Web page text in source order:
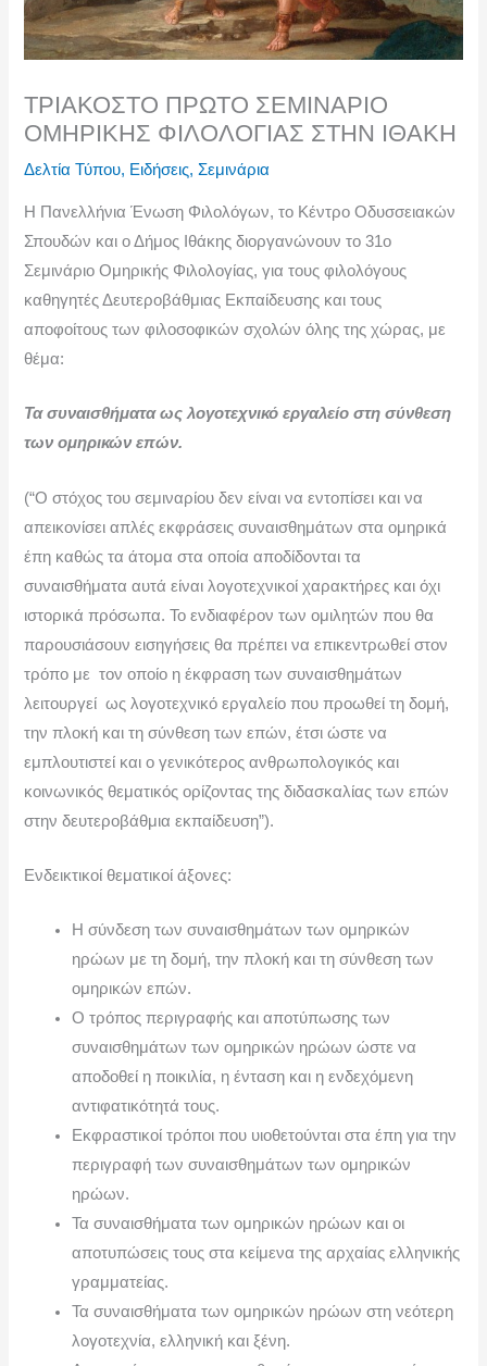
ΤΡΙΑΚΟΣΤΟ ΠΡΩΤΟ ΣΕΜΙΝΑΡΙΟ
ΟΜΗΡΙΚΗΣ ΦΙΛΟΛΟΓΙΑΣ ΣΤΗΝ ΙΘΑΚΗ
Δελτία Τύπου, Ειδήσεις,Σεμινάρια
Η Πανελλήνια Ένωση Φιλολόγων, το Κέντρο Οδυσσειακών
Σπουδών και ο Δήμος Ιθάκης διοργανώνουν το 31ο
Σεμινάριο Ομηρικής Φιλολογίας, για τους φιλολόγους
καθηγητές Δευτεροβάθμιας Εκπαίδευσης και τους
αποφοίτους των φιλοσοφικών σχολών όλης της χώρας, με
θέμα:
Τα συναισθήματα ως λογοτεχνικό εργαλείο στη σύνθεση
των ομηρικών επών.
(“Ο στόχος του σεμιναρίου δεν είναι να εντοπίσει και να
απεικονίσει απλές εκφράσεις συναισθημάτων στα ομηρικά
έπη καθώς τα άτομα στα οποία αποδίδονται τα
συναισθήματα αυτά είναι λογοτεχνικοί χαρακτήρες και όχι
ιστορικά πρόσωπα. Το ενδιαφέρον των ομιλητών που θα
παρουσιάσουν εισηγήσεις θα πρέπει να επικεντρωθεί στον
τρόπο με τον οποίο η έκφραση των συναισθημάτων
λειτουργεί ως λογοτεχνικό εργαλείο που προωθεί τη δομή,
την πλοκή και τη σύνθεση των επών, έτσι ώστε να
εμπλουτιστεί και ο γενικότερος ανθρωπολογικός και
κοινωνικός θεματικός ορίζοντας της διδασκαλίας των επών
στην δευτεροβάθμια εκπαίδευση”).
Ενδεικτικοί θεματικοί άξονες:
Η σύνδεση των συναισθημάτων των ομηρικών
ηρώων με τη δομή, την πλοκή και τη σύνθεση των
ομηρικών επών.
Ο τρόπος περιγραφής και αποτύπωσης των
συναισθημάτων των ομηρικών ηρώων ώστε να
αποδοθεί η ποικιλία, η ένταση και η ενδεχόμενη
αντιφατικότητά τους.
Εκφραστικοί τρόποι που υιοθετούνται στα έπη για την
περιγραφή των συναισθημάτων των ομηρικών
ηρώων.
Τα συναισθήματα των ομηρικών ηρώων και οι
αποτυπώσεις τους στα κείμενα της αρχαίας ελληνικής
γραμματείας.
Τα συναισθήματα των ομηρικών ηρώων στη νεότερη
λογοτεχνία, ελληνική και ξένη.